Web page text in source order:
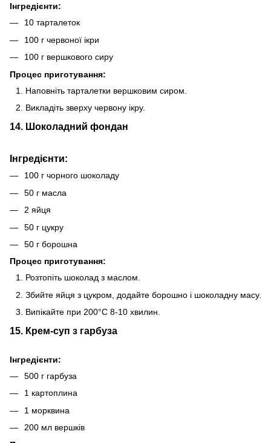
Інгредієнти:
10 тарталеток
100 г червоної ікри
100 г вершкового сиру
Процес приготування:
Наповніть тарталетки вершковим сиром.
Викладіть зверху червону ікру.
14. Шоколадний фондан
Інгредієнти:
100 г чорного шоколаду
50 г масла
2 яйця
50 г цукру
50 г борошна
Процес приготування:
Розтопіть шоколад з маслом.
Збийте яйця з цукром, додайте борошно і шоколадну масу.
Випікайте при 200°C 8-10 хвилин.
15. Крем-суп з гарбуза
Інгредієнти:
500 г гарбуза
1 картоплина
1 морквина
200 мл вершків